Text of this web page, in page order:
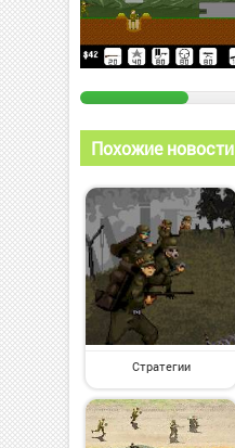
Похожие новости
Стратегии